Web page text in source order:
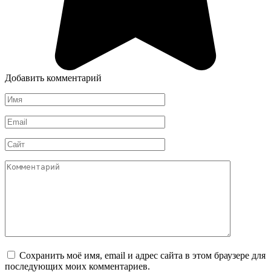
Добавить комментарий
Имя
*
Email
*
Сайт
Комментарий
Сохранить моё имя, email и адрес сайта в этом браузере для
последующих моих комментариев.